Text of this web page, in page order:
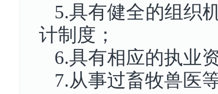
5.具有健全的组织
计制度；
6.具有相应的执业
7.从事过畜牧兽医